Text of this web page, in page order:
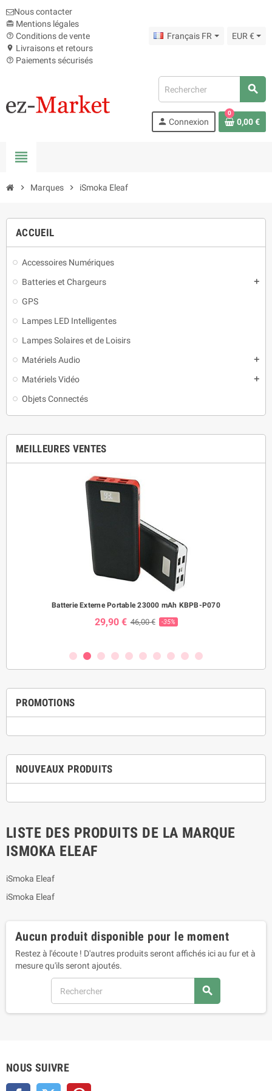
Nous contacter
card_giftcard Mentions légales
help_outline Conditions de vente
location_on Livraisons et retours
help_outline Paiements sécurisés
Français FR EUR €
search
person Connexion
0
0,00 €
view_headline
chevron_right Marques chevron_right iSmoka Eleaf
ACCUEIL
Accessoires Numériques
Batteries et Chargeurs
add
GPS
Lampes LED Intelligentes
Lampes Solaires et de Loisirs
Matériels Audio
add
Matériels Vidéo add
Objets Connectés
MEILLEURES VENTES
Batterie Externe Portable 23000 mAh KBPB-P070
29,90 € 46,00 € -35%
PROMOTIONS
NOUVEAUX PRODUITS
LISTE DES PRODUITS DE LA MARQUE
ISMOKA ELEAF
iSmoka Eleaf
iSmoka Eleaf
Aucun produit disponible pour le moment
Restez à l'écoute ! D'autres produits seront affichés ici au fur et à
mesure qu'ils seront ajoutés.
search
NOUS SUIVRE